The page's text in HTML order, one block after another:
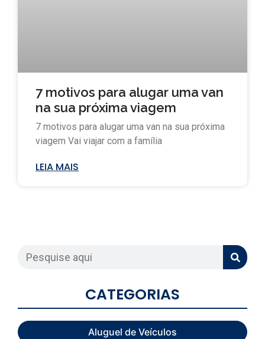
7 motivos para alugar uma van
na sua próxima viagem
7 motivos para alugar uma van na sua próxima
viagem Vai viajar com a família
LEIA MAIS
CATEGORIAS
Aluguel de Veículos